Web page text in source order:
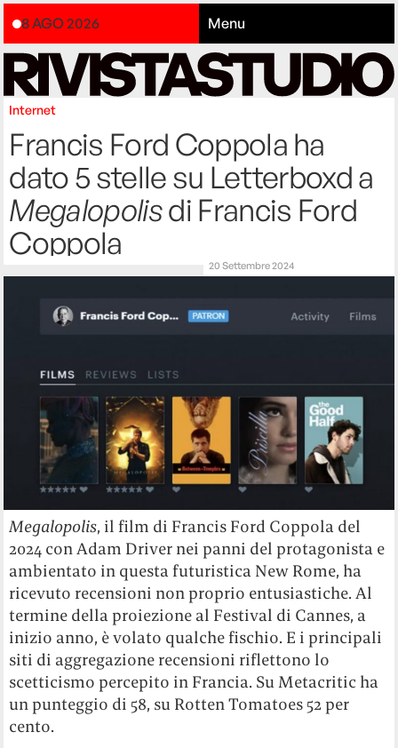
8 AGO 2026 Menu
Internet
Francis Ford Coppola ha
dato 5 stelle su Letterboxd a
Megalopolisdi Francis Ford
Coppola
20 Settembre 2024
Megalopolis, il film di Francis Ford Coppola del
2024 con Adam Driver nei panni del protagonista e
ambientato in questa futuristica New Rome, ha
ricevuto recensioni non proprio entusiastiche. Al
termine della proiezione al Festival di Cannes, a
inizio anno, è volato qualche fischio. E i principali
siti di aggregazione recensioni riflettono lo
scetticismo percepito in Francia. Su Metacritic ha
un punteggio di 58, su Rotten Tomatoes 52 per
cento.